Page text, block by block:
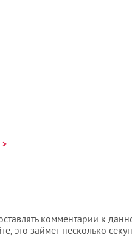
>
комментарии к
это займет несколько